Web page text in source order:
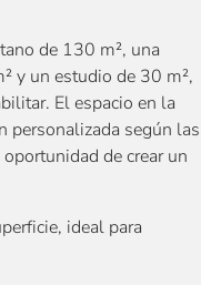
de 130 m², una
y un estudio de 30 m²,
El espacio en la
personalizada según las
de crear un
ideal para